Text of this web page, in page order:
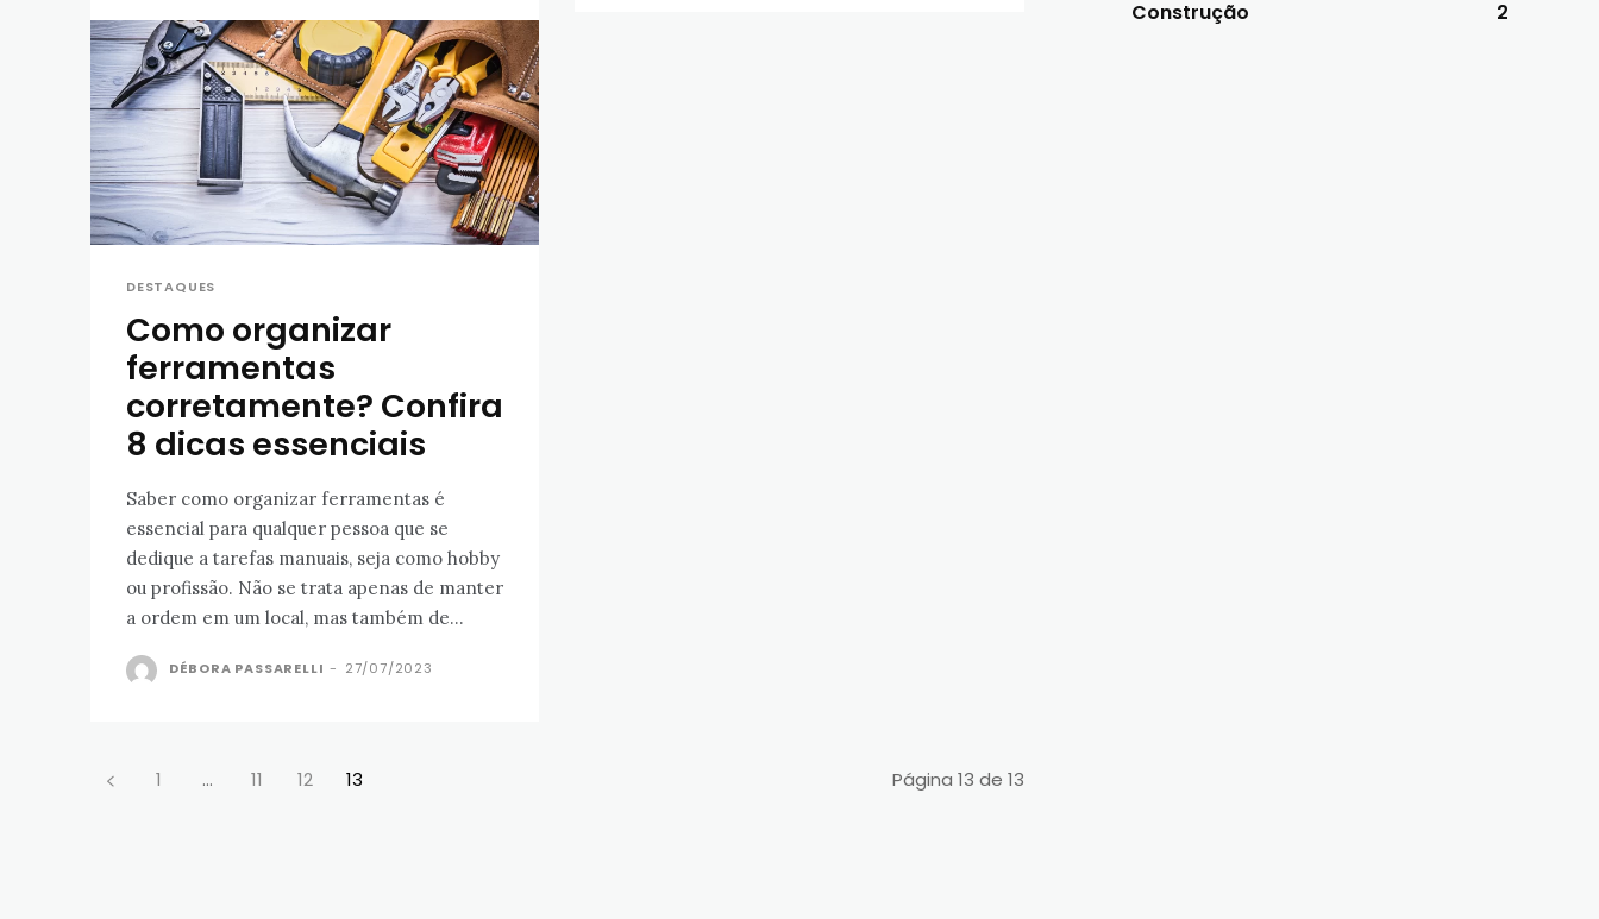
DESTAQUES
Como organizar
ferramentas
corretamente? Confira
8 dicas essenciais
Saber como organizar ferramentas é
essencial para qualquer pessoa que se
dedique a tarefas manuais, seja como hobby
ou profissão. Não se trata apenas de manter
a ordem em um local, mas também de...
DÉBORA PASSARELLI - 27/07/2023
1 ... 11 12 13 Página 13 de 13
Construção
2